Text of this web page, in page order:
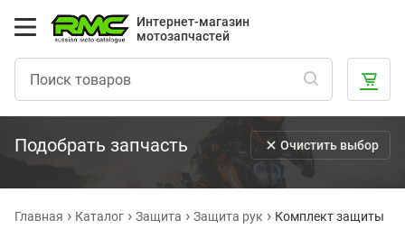
Интернет-магазин
мотозапчастей
Подобрать запчасть Очистить выбор
Главная Каталог Защита Защита рук
Комплект защиты